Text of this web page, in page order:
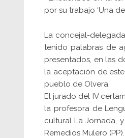
por su trabajo ‘Una
La concejal-
tenido palabras de
presentados, en las
la aceptación de
pueblo de Olvera.
El jurado del IV
la profesora de
cultural La Jornada,
Remedios Mulero (PP).